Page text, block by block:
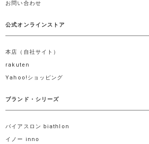
お問い合わせ
公式オンラインストア
本店（自社サイト）
rakuten
Yahoo!ショッピング
ブランド・シリーズ
バイアスロン biathlon
イノー inno